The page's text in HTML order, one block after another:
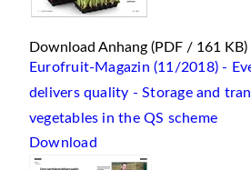
Download Anhang (PDF / 161 KB)
Eurofruit-Magazin (11/2018) -
delivers quality - Storage and
vegetables in the QS scheme
Download